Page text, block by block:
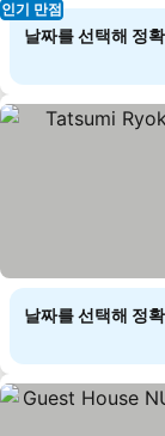
인기 만점
날짜를 선택해 정
날짜를 선택해 정